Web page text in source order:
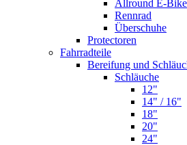
Allround E-
Rennrad
Überschuhe
Protectoren
Fahrradteile
Bereifung und
Schläuche
12"
14" / 16"
18"
20"
24"